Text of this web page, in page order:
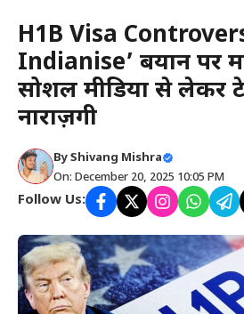
H1B Visa
Indianise’ बयान पर
सोशल मीडिया से लेकर
नाराज़गी
ByShivang Mishra
On: December 20, 2025 10:05 PM
Follow Us: